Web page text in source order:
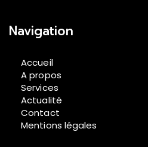
Navigation
Accueil
A propos
Services
Actualité
Contact
Mentions légales